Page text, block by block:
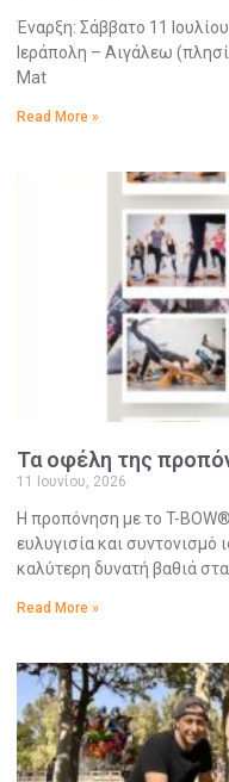
Έναρξη: Σάββατο 11
Ιεράπολη – Αιγάλεω
Mat
Read More »
Τα οφέλη της
11 Ιουνίου, 2026
Η προπόνηση με το T-
ευλυγισία και συντονισμό
καλύτερη δυνατή βαθιά
Read More »